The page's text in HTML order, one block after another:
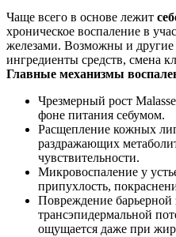
Чаще всего в основе лежит
хроническое воспаление в
железами. Возможны и другие
ингредиенты средств, смена
Главные механизмы
Чрезмерный рост
фоне питания себумом.
Расщепление кожных
раздражающих
чувствительности.
Микровоспаление у
припухлость,
Повреждение барьерной
трансэпидермальной
ощущается даже при